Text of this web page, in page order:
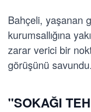
Bahçeli, yaşanan
kurumsallığına
zarar verici bir
görüşünü savundu.
"SOKAĞI